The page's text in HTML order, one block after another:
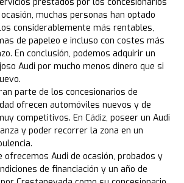
prestados por los concesionarios
muchas personas han optado
considerablemente más rentables,
de papeleo e incluso con costes más
En conclusión, podemos adquirir un
Audi por mucho menos dinero que si
parte de los concesionarios de
ofrecen automóviles nuevos y de
competitivos. En Cádiz, poseer un Audi
y poder recorrer la zona en un
ofrecemos Audi de ocasión, probados y
de financiación y un año de